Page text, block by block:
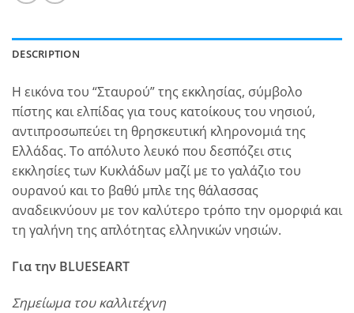
DESCRIPTION
Η εικόνα του “Σταυρού” της εκκλησίας, σύμβολο
πίστης και ελπίδας για τους κατοίκους του νησιού,
αντιπροσωπεύει τη θρησκευτική κληρονομιά της
Ελλάδας. Το απόλυτο λευκό που δεσπόζει στις
εκκλησίες των Κυκλάδων μαζί με το γαλάζιο του
ουρανού και το βαθύ μπλε της θάλασσας
αναδεικνύουν με τον καλύτερο τρόπο την ομορφιά και
τη γαλήνη της απλότητας ελληνικών νησιών.
Για την BLUESEART
Σημείωμα του καλλιτέχνη